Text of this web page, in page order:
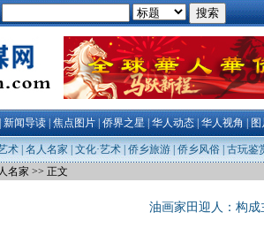
新闻导读|焦点图片|侨界之星|华人动态|华人视角|图
术| 名人名家 文化·艺术| 侨乡旅游| 侨乡风俗| 古玩鉴
名家 >> 正文
油画家田迎人：构成